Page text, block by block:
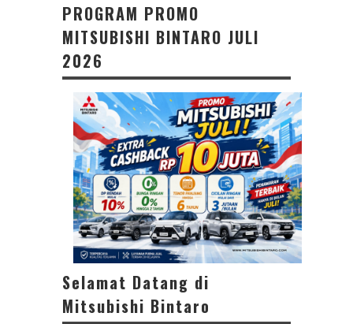
PROGRAM PROMO
MITSUBISHI BINTARO JULI
2026
Selamat Datang di
Mitsubishi Bintaro